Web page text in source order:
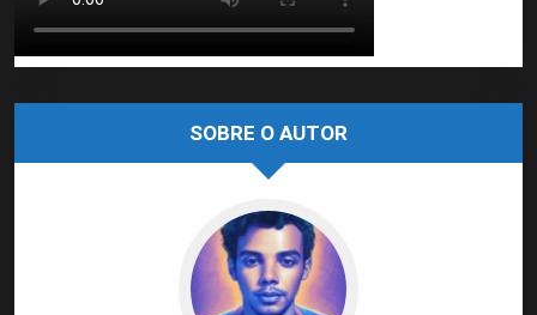
SOBRE O AUTOR